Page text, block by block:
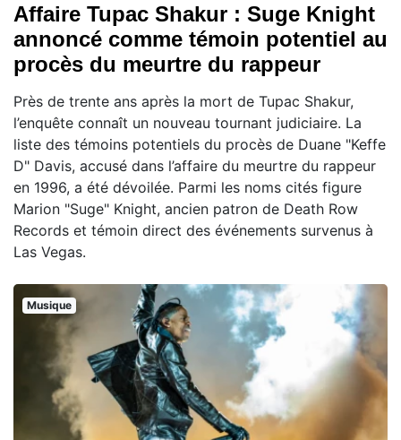
Affaire Tupac Shakur : Suge Knight
annoncé comme témoin potentiel au
procès du meurtre du rappeur
Près de trente ans après la mort de Tupac Shakur,
l’enquête connaît un nouveau tournant judiciaire. La
liste des témoins potentiels du procès de Duane "Keffe
D" Davis, accusé dans l’affaire du meurtre du rappeur
en 1996, a été dévoilée. Parmi les noms cités figure
Marion "Suge" Knight, ancien patron de Death Row
Records et témoin direct des événements survenus à
Las Vegas.
Musique